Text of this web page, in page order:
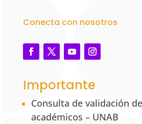
Conecta con nosotros
Importante
Consulta de validación
académicos – UNAB